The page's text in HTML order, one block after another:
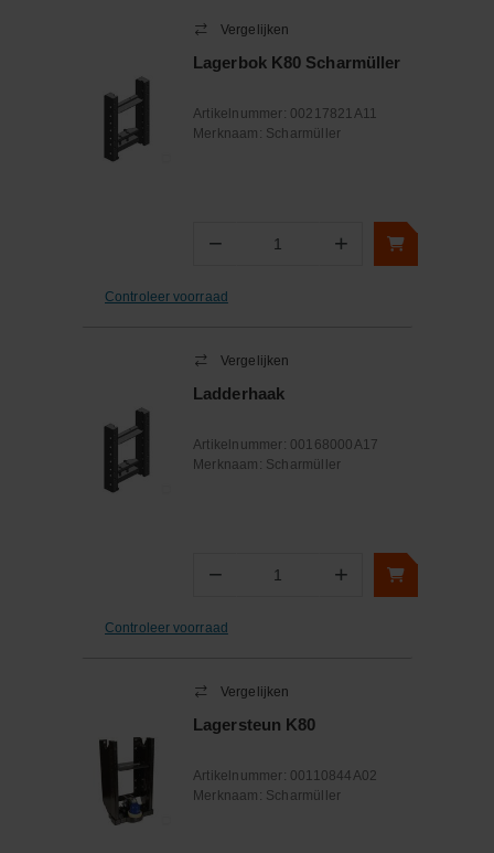
Vergelijken
Lagerbok K80 Scharmüller
Artikelnummer: 00217821A11
Merknaam: Scharmüller
− Aantal +
Controleer voorraad
Vergelijken
Ladderhaak
Artikelnummer: 00168000A17
Merknaam: Scharmüller
− Aantal +
Controleer voorraad
Vergelijken
Lagersteun K80
Artikelnummer: 00110844A02
Merknaam: Scharmüller